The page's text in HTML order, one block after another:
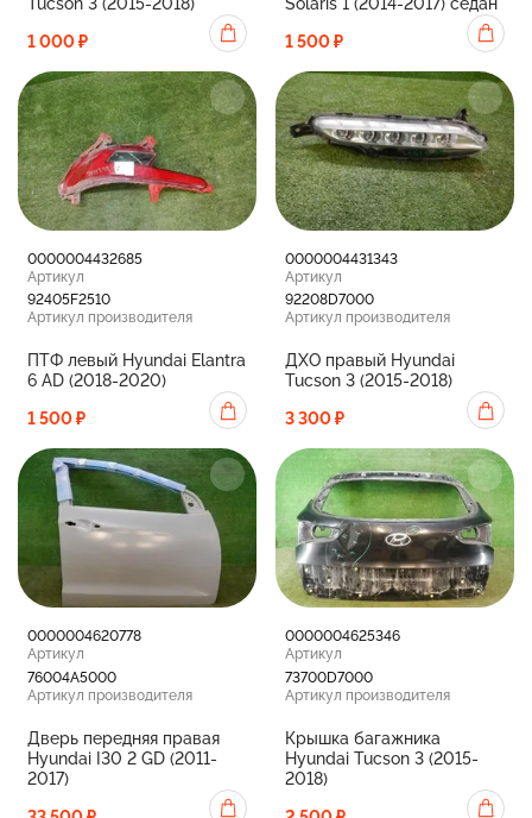
1 000 ₽
1 500 ₽
0000004432685
Артикул
92405F2510
Артикул производителя
ПТФ левый Hyundai Elantra
6 AD (2018-2020)
1 500 ₽
0000004431343
Артикул
92208D7000
Артикул производителя
ДХО правый Hyundai
Tucson 3 (2015-2018)
3 300 ₽
0000004620778
Артикул
76004A5000
Артикул производителя
Дверь передняя правая
Hyundai I30 2 GD (2011-
2017)
0000004625346
Артикул
73700D7000
Артикул производителя
Крышка багажника
Hyundai Tucson 3 (2015-
2018)